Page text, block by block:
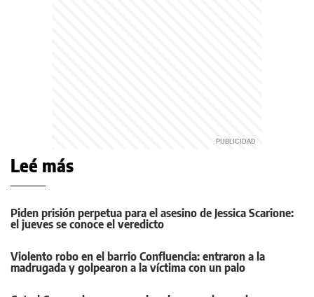
Leé más
Piden prisión perpetua para el asesino de Jessica Scarione:
el jueves se conoce el veredicto
Violento robo en el barrio Confluencia: entraron a la
madrugada y golpearon a la víctima con un palo